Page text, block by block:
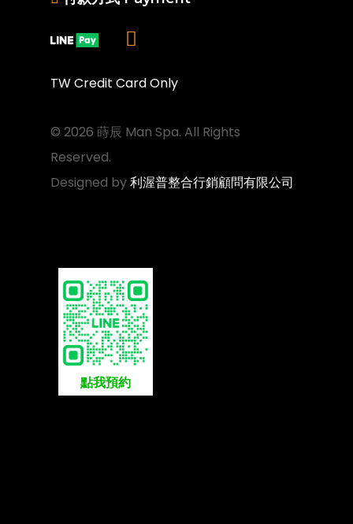
TW Credit Card Only
© 2026 蒔辰 Man Spa. All Rights
Reserved.
Designed by利渥普整合行銷顧問有限公司
點我預約